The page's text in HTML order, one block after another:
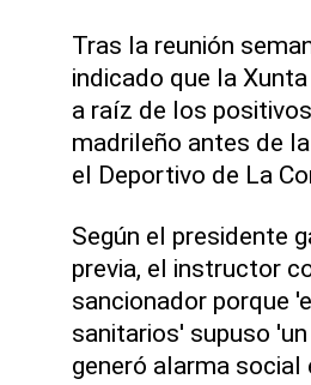
Tras la reunión
indicado que la
a raíz de los
madrileño antes de
el Deportivo de La
Según el presidente
previa, el instructor
sancionador porque
sanitarios' supuso
generó alarma social